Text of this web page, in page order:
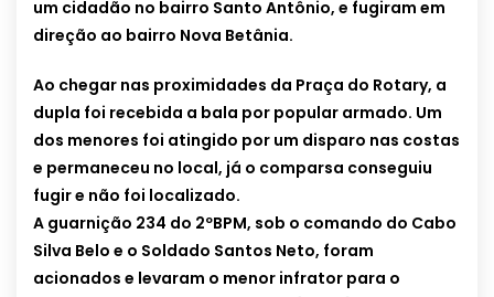
um cidadão no bairro Santo Antônio, e fugiram em
direção ao bairro Nova Betânia.
Ao chegar nas proximidades da Praça do Rotary, a
dupla foi recebida a bala por popular armado. Um
dos menores foi atingido por um disparo nas costas
e permaneceu no local, já o comparsa conseguiu
fugir e não foi localizado.
A guarnição 234 do 2ºBPM, sob o comando do Cabo
Silva Belo e o Soldado Santos Neto, foram
acionados e levaram o menor infrator para o